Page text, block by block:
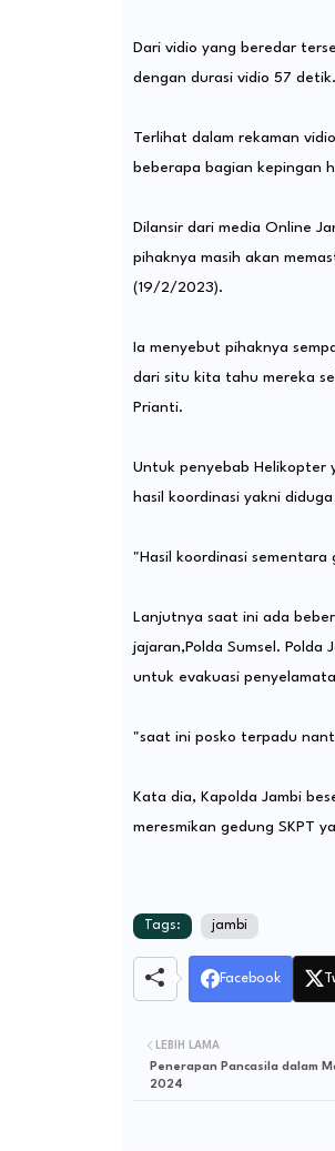
Dari vidio yang beredar
dengan durasi vidio 57 detik.
Terlihat dalam rekaman
beberapa bagian kepingan
Dilansir dari media Online
pihaknya masih akan
(19/2/2023).
Ia menyebut pihaknya
dari situ kita tahu mereka
Prianti.
Untuk penyebab Helikopter
hasil koordinasi yakni
"Hasil koordinasi
Lanjutnya saat ini ada
jajaran,Polda Sumsel.
untuk evakuasi
"saat ini posko terpadu
Kata dia, Kapolda Jambi
meresmikan gedung SKPT
Tags: jambi
Facebook
LEBIH LAMA
Penerapan Pancasila dalam
2024